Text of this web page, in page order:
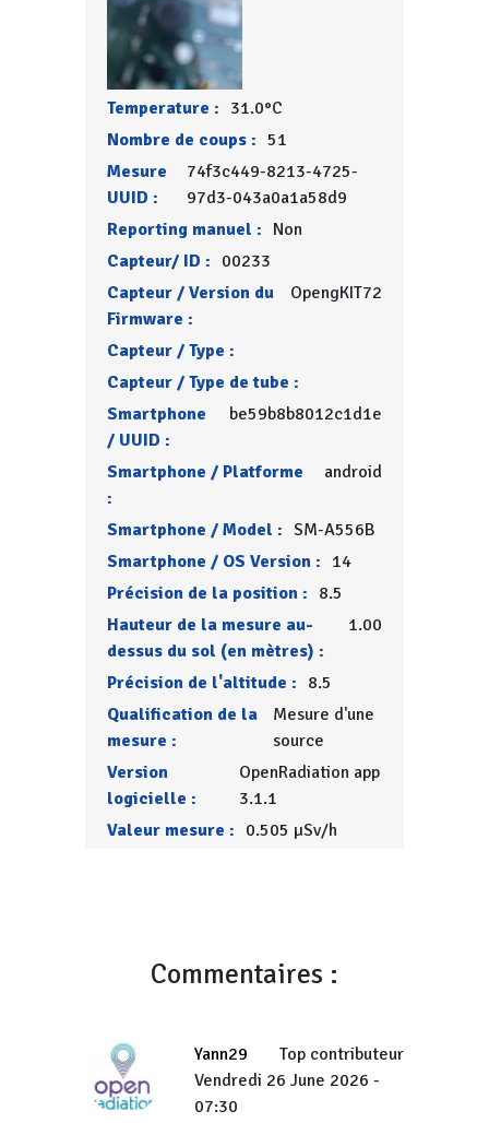
Temperature : 31.0°C
Nombre de coups : 51
Mesure
UUID :
74f3c449-8213-4725-
97d3-043a0a1a58d9
Reporting manuel : Non
Capteur/ ID : 00233
Capteur / Version du
Firmware :
OpengKIT72
Capteur / Type :
Capteur / Type de tube :
Smartphone
/ UUID :
be59b8b8012c1d1e
Smartphone / Platforme
:
android
Smartphone / Model : SM-A556B
Smartphone / OS Version : 14
Précision de la position : 8.5
Hauteur de la mesure au-
dessus du sol (en mètres) :
1.00
Précision de l'altitude : 8.5
Qualification de la
mesure :
Mesure d'une
source
Version
logicielle :
OpenRadiation app
3.1.1
Valeur mesure : 0.505 µSv/h
Commentaires :
Yann29
Top contributeur
Vendredi 26 June 2026 -
07:30